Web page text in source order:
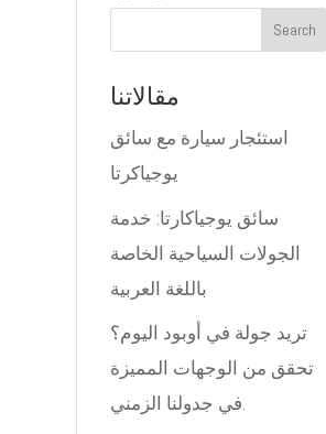
مقالاتنا
استئجار سيارة مع سائق
يوجياكرتا
سائق يوجياكارتا: خدمة
الجولات السياحية الخاصة
باللغة العربية
تريد جولة في أوبود اليوم؟
تحقق من الوجهات المميزة
في جدولنا الزمني.